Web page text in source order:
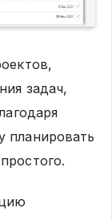
задач,
планировать